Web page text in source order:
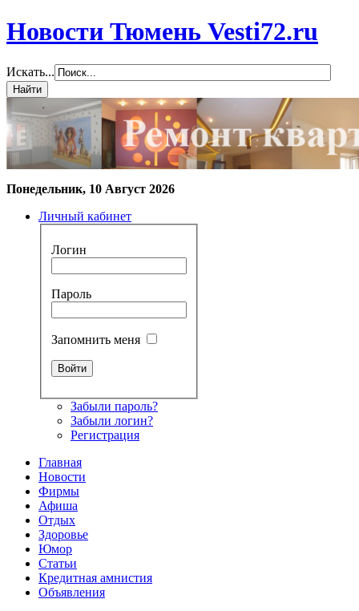
Новости Тюмень Vesti72.ru
Искать...
Понедельник, 10 Август 2026
Личный кабинет
Логин
Пароль
Запомнить меня
Забыли пароль?
Забыли логин?
Регистрация
Главная
Новости
Фирмы
Афиша
Отдых
Здоровье
Юмор
Статьи
Кредитная амнистия
Объявления